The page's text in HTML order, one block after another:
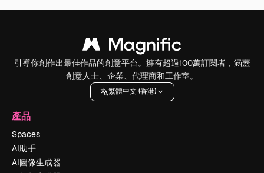
引導你創作出最佳作品的創意平台。擁有超過100萬訂閱者，涵蓋
創意人士、企業、代理商和工作室。
繁體中文 (香港)
產品
Spaces
AI助手
AI圖像生成器